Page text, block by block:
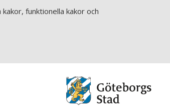
funktionella kakor och